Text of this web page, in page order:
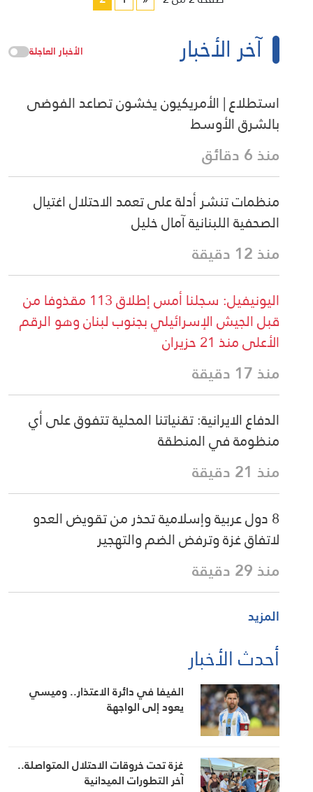
آخر الأخبار الأخبار العاجلة
استطلاع | الأمريكيون يخشون تصاعد الفوضى
بالشرق الأوسط
منذ 6 دقائق
منظمات تنشر أدلة على تعمد الاحتلال اغتيال
الصحفية اللبنانية آمال خليل
منذ 12 دقيقة
اليونيفيل: سجلنا أمس إطلاق 113 مقذوفا من
قبل الجيش الإسرائيلي بجنوب لبنان وهو الرقم
الأعلى منذ 21 حزيران
منذ 17 دقيقة
الدفاع الايرانية: تقنياتنا المحلية تتفوق على أي
منظومة في المنطقة
منذ 21 دقيقة
8 دول عربية وإسلامية تحذر من تقويض العدو
لاتفاق غزة وترفض الضم والتهجير
منذ 29 دقيقة
المزيد
أحدث الأخبار
الفيفا في دائرة الاعتذار.. وميسي
يعود إلى الواجهة
غزة تحت خروقات الاحتلال المتواصلة..
آخر التطورات الميدانية